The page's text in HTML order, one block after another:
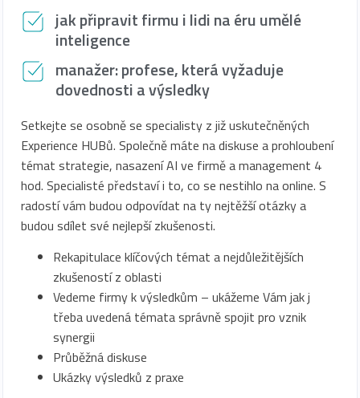
jak připravit firmu i lidi na éru umělé
inteligence
manažer: profese, která vyžaduje
dovednosti a výsledky
Setkejte se osobně se specialisty z již uskutečněných
Experience HUBů. Společně máte na diskuse a prohloubení
témat strategie, nasazení AI ve firmě a management 4
hod. Specialisté představí i to, co se nestihlo na online. S
radostí vám budou odpovídat na ty nejtěžší otázky a
budou sdílet své nejlepší zkušenosti.
Rekapitulace klíčových témat a nejdůležitějších
zkušeností z oblasti
Vedeme firmy k výsledkům – ukážeme Vám jak j
třeba uvedená témata správně spojit pro vznik
synergii
Průběžná diskuse
Ukázky výsledků z praxe